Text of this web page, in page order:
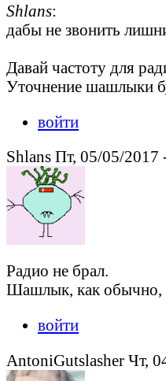
Shlans:
дабы не звонить
Давай частоту для
Уточнение шашлыки
войти
Shlans Пт, 05/05/2017
Радио не брал.
Шашлык, как обычно,
войти
AntoniGutslasher Чт,